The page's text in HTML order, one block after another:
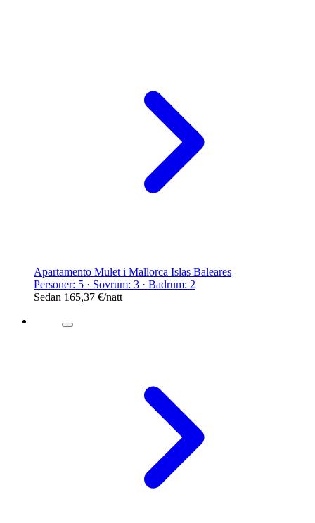
Apartamento Mulet i Mallorca Islas Baleares
Personer: 5 · Sovrum: 3 · Badrum: 2
Sedan 165,37 €/natt